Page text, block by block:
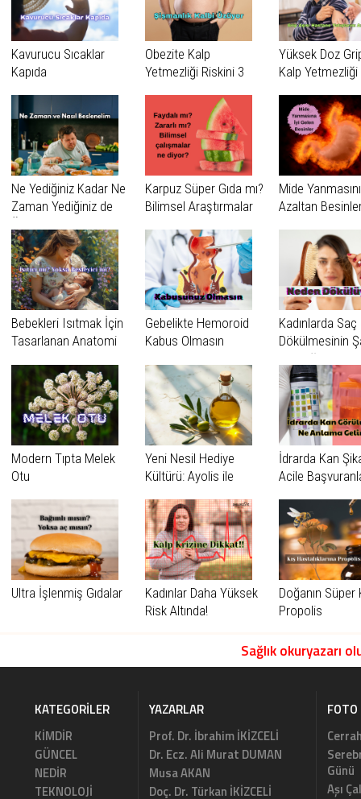
Kavurucu Sıcaklar
Kapıda
Obezite Kalp
Yetmezliği Riskini 3
Yüksek Doz
Kalp Yetmezliği
Yatışlarını
Ne Yediğiniz Kadar Ne
Zaman Yediğiniz de
Karpuz Süper Gıda mı?
Bilimsel Araştırmalar
Mide Yanmasını
Azaltan
Bebekleri Isıtmak İçin
Tasarlanan Anatomi
Gebelikte Hemoroid
Kabus Olmasın
Kadınlarda Saç
Dökülmesinin
Gerçeği
Modern Tıpta Melek
Otu
Yeni Nesil Hediye
Kültürü: Ayolis ile
Buluşması
İdrarda Kan
Acile
Ultra İşlenmiş Gıdalar
Kadınlar Daha Yüksek
Risk Altında!
Doğanın Süper
Propolis
Sağlık okuryazarı
KATEGORILER
KİMDİR
GÜNCEL
NEDİR
TEKNOLOJİ
YAZARLAR
Prof. Dr. İbrahim İKİZCELİ
Dr. Ecz. Ali Murat DUMAN
Musa AKAN
Doç. Dr. Türkan İKİZCELİ
FOTO
Günü
Aşı